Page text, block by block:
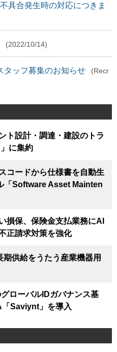
具合発生時の対応につきま
(2022/10/14)
タッフ募集のお知らせ
(Recr
ト設計・調達・建設のトラ
に集約
コードから仕様書を自動生
「Software Asset Mainten
損保、保険金支払業務にAI
正請求対策を強化
期供給をうたう産業機器用
ローバルIDガバナンス基
Saviynt」を導入